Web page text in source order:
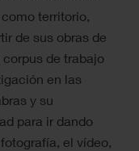
territorio,
de sus obras de
de trabajo
en las
y su
para ir dando
el vídeo,